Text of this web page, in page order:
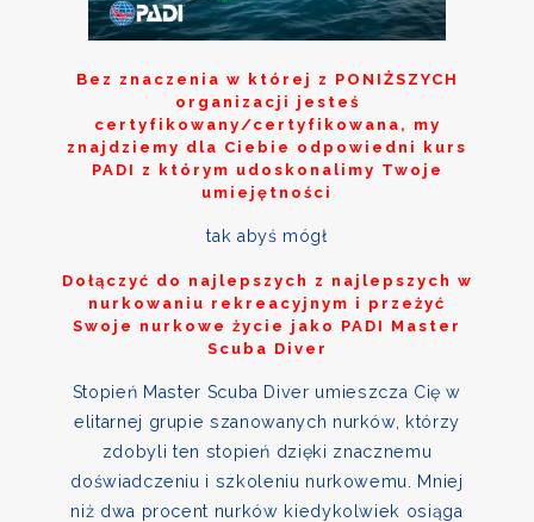
Bez znaczenia w której z PONIŻSZYCH
organizacji jesteś
certyfikowany/certyfikowana, my
znajdziemy dla Ciebie odpowiedni kurs
PADI z którym udoskonalimy Twoje
umiejętności
tak abyś mógł
Dołączyć do najlepszych z najlepszych w
nurkowaniu rekreacyjnym i przeżyć
Swoje nurkowe życie jako PADI Master
Scuba Diver
Stopień Master Scuba Diver umieszcza Cię w
elitarnej grupie szanowanych nurków, którzy
zdobyli ten stopień dzięki znacznemu
doświadczeniu i szkoleniu nurkowemu. Mniej
niż dwa procent nurków kiedykolwiek osiąga